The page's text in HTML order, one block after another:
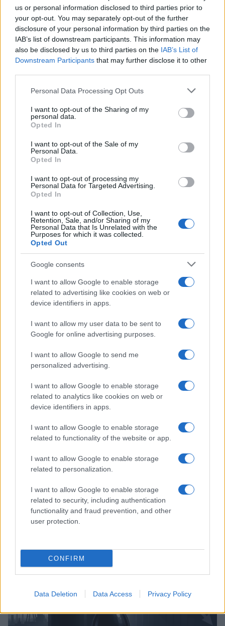
us or personal information disclosed to third parties prior to
your opt-out. You may separately opt-out of the further
disclosure of your personal information by third parties on the
IAB’s list of downstream participants. This information may
also be disclosed by us to third parties on the IAB’s List of
Downstream Participants that may further disclose it to other
Please note that this website/app uses one or more Google
not limited to your visit or usage behaviour. You may click to
grant or deny consent to Google and its third-party tags to
use your data for below specified purposes in below Google
consent section.
Personal Data Processing Opt Outs
I want to opt-out of the Sharing of my
personal data.
Opted In
I want to opt-out of the Sale of my
Personal Data.
Opted In
I want to opt-out of processing my
Personal Data for Targeted Advertising.
Opted In
I want to opt-out of Collection, Use,
Retention, Sale, and/or Sharing of my
Personal Data that Is Unrelated with the
Purposes for which it was collected.
Opted Out
Google consents
I want to allow Google to enable storage
related to advertising like cookies on web or
device identifiers in apps.
I want to allow my user data to be sent to
Google for online advertising purposes.
I want to allow Google to send me
personalized advertising.
I want to allow Google to enable storage
related to analytics like cookies on web or
device identifiers in apps.
I want to allow Google to enable storage
related to functionality of the website or app.
I want to allow Google to enable storage
related to personalization.
I want to allow Google to enable storage
related to security, including authentication
functionality and fraud prevention, and other
user protection.
CONFIRM
Data Deletion Data Access Privacy Policy
Continuez la lecture
Brent chute de 8,3 % : le pétrole en net repli malgré un or
Juliette Bernard · 6 Août 2026
NEWS
Bourses européennes : l’impact des négociations sur le détroit
d’Ormuz
Thomas Lefevre · 6 Août 2026